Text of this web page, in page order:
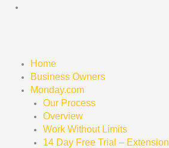
Skip
Home
Business Owners
Monday.com
Our Process
Overview
Work Without Limits
14 Day Free Trial – Extension